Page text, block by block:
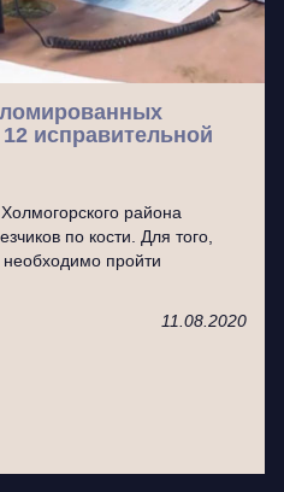
исправительной
района
по кости. Для того,
пройти
11.08.2020